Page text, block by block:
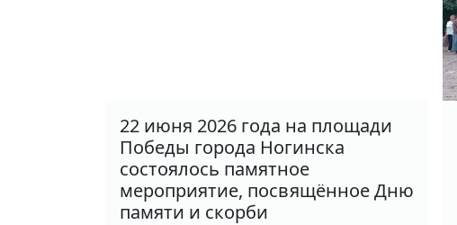
22 июня 2026 года на площади
Победы города Ногинска
состоялось памятное
мероприятие, посвящённое Дню
памяти и скорби